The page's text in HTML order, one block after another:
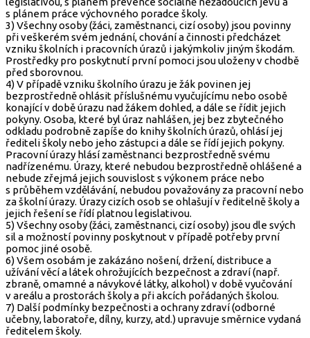
s plánem práce výchovného poradce školy.
3) Všechny osoby (žáci, zaměstnanci, cizí osoby) jsou povinny
při veškerém svém jednání, chování a činnosti předcházet
vzniku školních i pracovních úrazů i jakýmkoliv jiným škodám.
Prostředky pro poskytnutí první pomoci jsou uloženy v chodbě
před sborovnou.
4) V případě vzniku školního úrazu je žák povinen jej
bezprostředně ohlásit příslušnému vyučujícímu nebo osobě
konající v době úrazu nad žákem dohled, a dále se řídit jejich
pokyny. Osoba, které byl úraz nahlášen, jej bez zbytečného
odkladu podrobně zapíše do knihy školních úrazů, ohlásí jej
řediteli školy nebo jeho zástupci a dále se řídí jejich pokyny.
Pracovní úrazy hlásí zaměstnanci bezprostředně svému
nadřízenému. Úrazy, které nebudou bezprostředně ohlášené a
nebude zřejmá jejich souvislost s výkonem práce nebo
s průběhem vzdělávání, nebudou považovány za pracovní nebo
za školní úrazy. Úrazy cizích osob se ohlašují v ředitelně školy a
jejich řešení se řídí platnou legislativou.
5) Všechny osoby (žáci, zaměstnanci, cizí osoby) jsou dle svých
sil a možností povinny poskytnout v případě potřeby první
pomoc jiné osobě.
6) Všem osobám je zakázáno nošení, držení, distribuce a
užívání věcí a látek ohrožujících bezpečnost a zdraví (např.
zbraně, omamné a návykové látky, alkohol) v době vyučování
v areálu a prostorách školy a při akcích pořádaných školou.
7) Další podmínky bezpečnosti a ochrany zdraví (odborné
učebny, laboratoře, dílny, kurzy, atd.) upravuje směrnice vydaná
ředitelem školy.